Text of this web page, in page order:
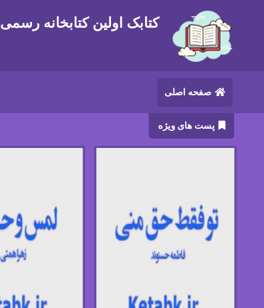
کتابک اولین کتابخانه رسمی pdf کتاب های ایرانی و خارجی
صفحه اصلی
پست های ویژه